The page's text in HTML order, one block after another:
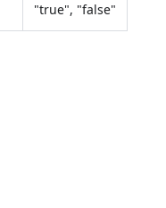
"true", "false"